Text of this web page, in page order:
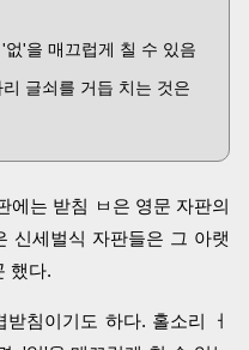
없'을 매끄럽게 칠 수 있음
글쇠를 거듭 치는 것은
에는 받침 ㅂ은 영문 자판의
신세벌식 자판들은 그 아랫
했다.
침이기도 하다. 홀소리 ㅓ